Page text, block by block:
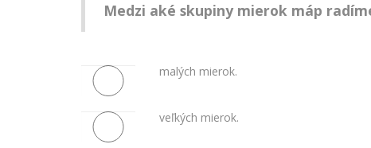
Medzi aké skupiny mierok máp
malých mierok.
veľkých mierok.